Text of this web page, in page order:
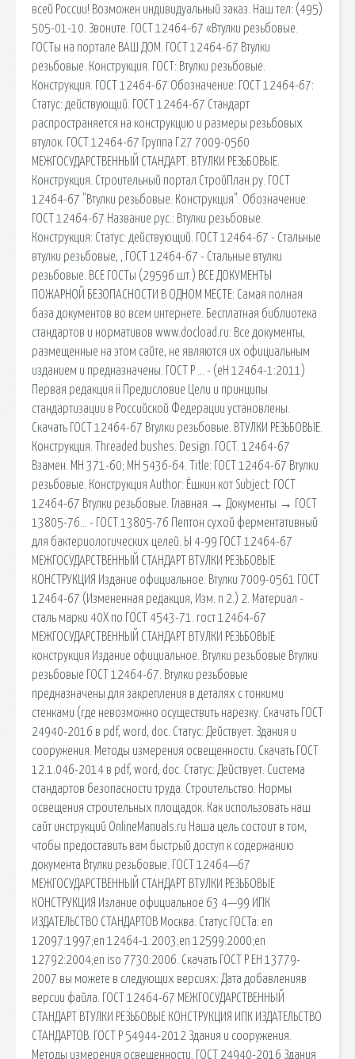
всей России! Возможен индивидуальный заказ. Наш тел: (495)
505-01-10. Звоните. ГОСТ 12464-67 «Втулки резьбовые.
ГОСТы на портале ВАШ ДОМ. ГОСТ 12464-67 Втулки
резьбовые. Конструкция. ГОСТ: Втулки резьбовые.
Конструкция. ГОСТ 12464-67 Обозначение: ГОСТ 12464-67:
Статус: действующий. ГОСТ 12464-67 Стандарт
распространяется на конструкцию и размеры резьбовых
втулок. ГОСТ 12464-67 Группа Г27 7009-0560
МЕЖГОСУДАРСТВЕННЫЙ СТАНДАРТ. ВТУЛКИ РЕЗЬБОВЫЕ.
Конструкция. Строительный портал СтройПлан.ру. ГОСТ
12464-67 "Втулки резьбовые. Конструкция". Обозначение:
ГОСТ 12464-67 Название рус.: Втулки резьбовые.
Конструкция: Статус: действующий. ГОСТ 12464-67 - Стальные
втулки резьбовые, , ГОСТ 12464-67 - Стальные втулки
резьбовые. ВСЕ ГОСТы (29596 шт.) ВСЕ ДОКУМЕНТЫ
ПОЖАРНОЙ БЕЗОПАСНОСТИ В ОДНОМ МЕСТЕ: Самая полная
база документов во всем интернете. Бесплатная библиотека
стандартов и нормативов www.docload.ru: Все документы,
размещенные на этом сайте, не являются их официальным
изданием и предназначены. ГОСТ Р … - (eН 12464-1:2011)
Первая редакция ii Предисловие Цели и принципы
стандартизации в Российской Федерации установлены.
Скачать ГОСТ 12464-67 Втулки резьбовые. ВТУЛКИ РЕЗЬБОВЫЕ.
Конструкция. Threaded bushes. Design. ГОСТ. 12464-67
Взамен. МН 371-60; МН 5436-64. Title: ГОСТ 12464-67 Втулки
резьбовые. Конструкция Author: Ёшкин кот Subject: ГОСТ
12464-67 Втулки резьбовые. Главная → Документы → ГОСТ
13805-76… - ГОСТ 13805-76 Пептон сухой ферментативный
для бактериологических целей. Ы 4-99 ГОСТ 12464-67
МЕЖГОСУДАРСТВЕННЫЙ СТАНДАРТ ВТУЛКИ РЕЗЬБОВЫЕ
КОНСТРУКЦИЯ Издание официальное. Втулки 7009-0561 ГОСТ
12464-67 (Измененная редакция, Изм. n 2.) 2. Материал -
сталь марки 40Х по ГОСТ 4543-71. гост 12464-67
МЕЖГОСУДАРСТВЕННЫЙ СТАНДАРТ ВТУЛКИ РЕЗЬБОВЫЕ
конструкция Издание официальное. Втулки резьбовые Втулки
резьбовые ГОСТ 12464-67. Втулки резьбовые
предназначены для закрепления в деталях с тонкими
стенками (где невозможно осуществить нарезку. Скачать ГОСТ
24940-2016 в pdf, word, doc. Статус: Действует. Здания и
сооружения. Методы измерения освещенности. Скачать ГОСТ
12.1.046-2014 в pdf, word, doc. Статус: Действует. Система
стандартов безопасности труда. Строительство. Нормы
освещения строительных площадок. Как использовать наш
сайт инструкций OnlineManuals.ru Наша цель состоит в том,
чтобы предоставить вам быстрый доступ к содержанию
документа Втулки резьбовые. ГОСТ 12464—67
МЕЖГОСУДАРСТВЕННЫЙ СТАНДАРТ ВТУЛКИ РЕЗЬБОВЫЕ
КОНСТРУКЦИЯ Излание официальное 63 4—99 ИПК
ИЗДАТЕЛЬСТВО СТАНДАРТОВ Москва. Статус ГОСТа: en
12097:1997;en 12464-1:2003;en 12599:2000;en
12792:2004;en iso 7730:2006. Скачать ГОСТ Р ЕН 13779-
2007 вы можете в следующих версиях: Дата добавленияв
версии файла. ГОСТ 12464-67 МЕЖГОСУДАРСТВЕННЫЙ
СТАНДАРТ ВТУЛКИ РЕЗЬБОВЫЕ КОНСТРУКЦИЯ ИПК ИЗДАТЕЛЬСТВО
СТАНДАРТОВ. ГОСТ Р 54944-2012 Здания и сооружения.
Методы измерения освещенности. ГОСТ 24940-2016 Здания